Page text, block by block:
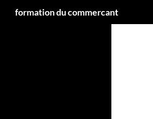
formation du commercant